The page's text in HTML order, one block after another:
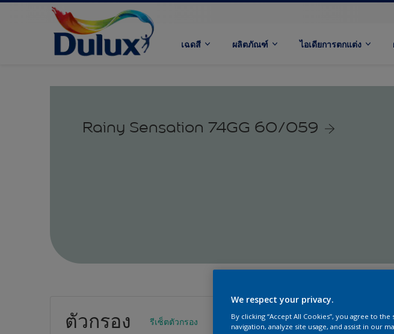
เฉดสี ผลิตภัณฑ์ ไอเดียการตกแต่ง
Rainy Sensation 74GG 60/059
ตัวกรอง รีเซ็ตตัวกรอง
สีทาผนังและสีห้องน
We respect your privacy.
By clicking “Accept All Cookies”, you agree to
navigation, analyze site usage, and assist in our